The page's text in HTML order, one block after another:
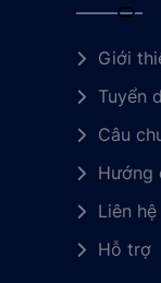
Giới
Tuyển
Câu
Hướng
Liên hệ
Hỗ trợ